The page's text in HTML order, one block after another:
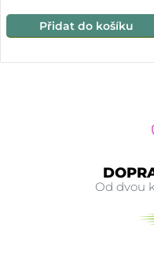
Přidat do košíku
Od dvou